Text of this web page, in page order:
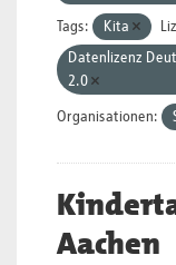
Tags: Kita
Datenlizenz
2.0
Organisationen:
Aachen